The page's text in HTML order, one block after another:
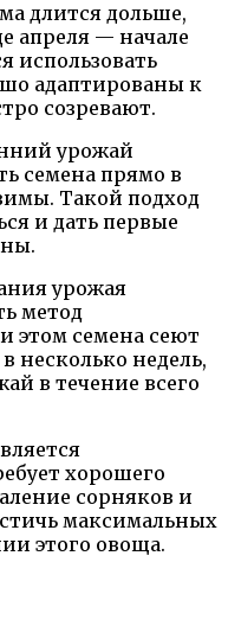
длится дольше,
апреля — начале
использовать
адаптированы к
созревают.
урожай
семена прямо в
Такой подход
и дать первые
урожая
метод
этом семена сеют
несколько недель,
в течение всего
хорошего
сорняков и
максимальных
этого овоща.